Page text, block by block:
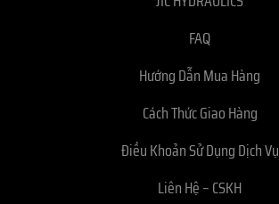
FAQ
Hướng Dẫn Mua Hàng
Cách Thức Giao Hàng
Điều Khoản Sử Dụng Dịch Vụ
Liên Hệ – CSKH